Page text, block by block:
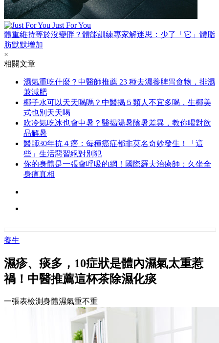
Just For You
體重維持等於沒變胖？體能訓練專家解迷思：少了「它」體脂
肪默默增加
×
相關文章
濕氣重吃什麼？中醫師推薦 23 種去濕養脾胃食物，排濕
兼減肥
椰子水可以天天喝嗎？中醫揭５類人不宜多喝，生椰美
式也別天天喝
吹冷氣吃冰也會中暑？醫揭陽暑陰暑差異，教你喝對飲
品解暑
醫師30年抗４癌：每種癌症都非莫名奇妙發生！「這
些」生活惡習絕對別犯
你的身體是一張會呼吸的網！國際羅夫治療師：久坐全
身痛真相
養生
濕疹、痰多，10症狀是體內濕氣太重惹
禍！中醫推薦這杯茶除濕化痰
一張表檢測身體濕氣重不重